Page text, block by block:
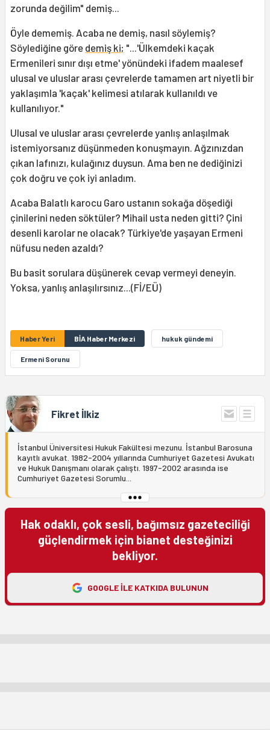
zorunda değilim" demiş...
Öyle dememiş. Acaba ne demiş, nasıl söylemiş?
Söylediğine göre demiş ki; "...'Ülkemdeki kaçak
Ermenileri sınır dışı etme' yönündeki ifadem maalesef
ulusal ve uluslar arası çevrelerde tamamen art niyetli bir
yaklaşımla 'kaçak' kelimesi atılarak kullanıldı ve
kullanılıyor."
Ulusal ve uluslar arası çevrelerde yanlış anlaşılmak
istemiyorsanız düşünmeden konuşmayın. Ağzınızdan
çıkan lafınızı, kulağınız duysun. Ama ben ne dediğinizi
çok doğru ve çok iyi anladım.
Acaba Balatlı karocu Garo ustanın sokağa döşediği
çinilerini neden söktüler? Mihail usta neden gitti? Çini
desenli karolar ne olacak? Türkiye'de yaşayan Ermeni
nüfusu neden azaldı?
Bu basit sorulara düşünerek cevap vermeyi deneyin.
Yoksa, yanlış anlaşılırsınız...(Fİ/EÜ)
Haber Yeri BİA Haber Merkezi hukuk gündemi
Ermeni Sorunu
Fikret İlkiz
İstanbul Üniversitesi Hukuk Fakültesi mezunu. İstanbul Barosuna
kayıtlı avukat. 1982-2004 yıllarında Cumhuriyet Gazetesi Avukatı
ve Hukuk Danışmanı olarak çalıştı. 1997-2002 arasında ise
Cumhuriyet Gazetesi Sorumlu...
Hak odaklı, çok sesli, bağımsız gazeteciliği
güçlendirmek için bianet desteğinizi
bekliyor.
GOOGLE ILE KATKIDA BULUNUN